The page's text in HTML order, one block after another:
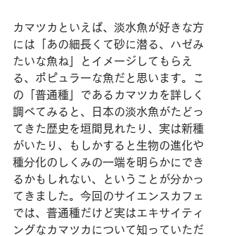
カマツカといえば、淡水魚が好きな方
には「あの細長くて砂に潜る、ハゼみ
たいな魚ね」とイメージしてもらえ
る、ポピュラーな魚だと思います。こ
の「普通種」であるカマツカを詳しく
調べてみると、日本の淡水魚がたどっ
てきた歴史を垣間見れたり、実は新種
がいたり、もしかすると生物の進化や
種分化のしくみの一端を明らかにでき
るかもしれない、ということが分かっ
てきました。今回のサイエンスカフェ
では、普通種だけど実はエキサイティ
ングなカマツカについて知っていただ